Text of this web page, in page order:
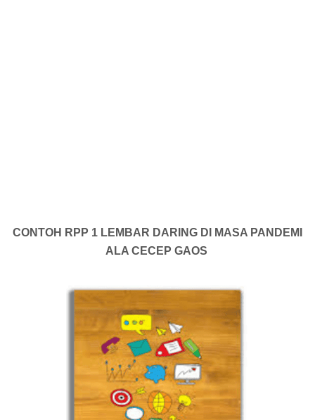
CONTOH RPP 1 LEMBAR DARING DI MASA PANDEMI
ALA CECEP GAOS